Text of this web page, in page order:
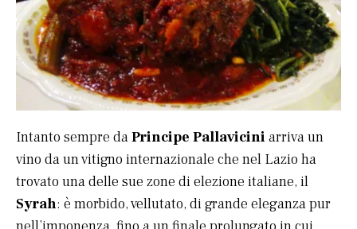
Intanto sempre daPrincipe Pallavicini arriva un
vino da un vitigno internazionale che nel Lazio ha
trovato una delle sue zone di elezione italiane, il
Syrah: è morbido, vellutato, di grande eleganza pur